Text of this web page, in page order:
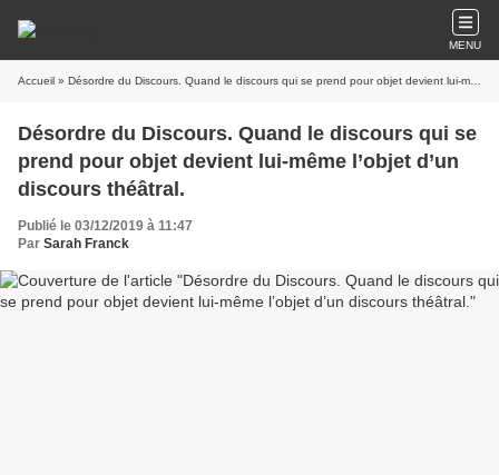
MENU
Accueil » Désordre du Discours. Quand le discours qui se prend pour objet devient lui-même l’objet d’un discours théâtral.
Désordre du Discours. Quand le discours qui se
prend pour objet devient lui-même l’objet d’un
discours théâtral.
Publié le 03/12/2019 à 11:47
Par Sarah Franck